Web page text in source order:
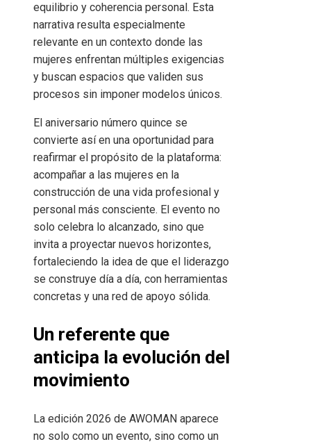
equilibrio y coherencia personal. Esta
narrativa resulta especialmente
relevante en un contexto donde las
mujeres enfrentan múltiples exigencias
y buscan espacios que validen sus
procesos sin imponer modelos únicos.
El aniversario número quince se
convierte así en una oportunidad para
reafirmar el propósito de la plataforma:
acompañar a las mujeres en la
construcción de una vida profesional y
personal más consciente. El evento no
solo celebra lo alcanzado, sino que
invita a proyectar nuevos horizontes,
fortaleciendo la idea de que el liderazgo
se construye día a día, con herramientas
concretas y una red de apoyo sólida.
Un referente que
anticipa la evolución del
movimiento
La edición 2026 de AWOMAN aparece
no solo como un evento, sino como un